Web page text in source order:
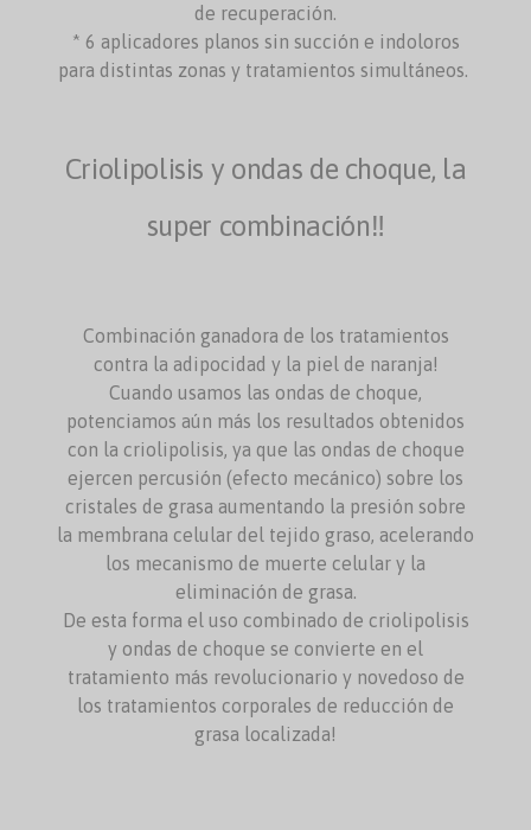
de recuperación.
* 6 aplicadores planos sin succión e indoloros
para distintas zonas y tratamientos simultáneos.
Criolipolisis y ondas de choque, la
super combinación‼️
Combinación ganadora de los tratamientos
contra la adipocidad y la piel de naranja!
Cuando usamos las ondas de choque,
potenciamos aún más los resultados obtenidos
con la criolipolisis, ya que las ondas de choque
ejercen percusión (efecto mecánico) sobre los
cristales de grasa aumentando la presión sobre
la membrana celular del tejido graso, acelerando
los mecanismo de muerte celular y la
eliminación de grasa.
De esta forma el uso combinado de criolipolisis
y ondas de choque se convierte en el
tratamiento más revolucionario y novedoso de
los tratamientos corporales de reducción de
grasa localizada!